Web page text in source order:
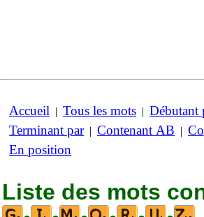
Accueil | Tous les mots | Débutant
Terminant par| Contenant AB |
En position
Liste des mots